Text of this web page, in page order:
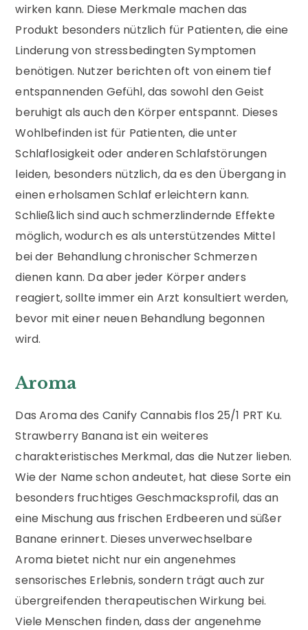
wirken kann. Diese Merkmale machen das
Produkt besonders nützlich für Patienten, die eine
Linderung von stressbedingten Symptomen
benötigen. Nutzer berichten oft von einem tief
entspannenden Gefühl, das sowohl den Geist
beruhigt als auch den Körper entspannt. Dieses
Wohlbefinden ist für Patienten, die unter
Schlaflosigkeit oder anderen Schlafstörungen
leiden, besonders nützlich, da es den Übergang in
einen erholsamen Schlaf erleichtern kann.
Schließlich sind auch schmerzlindernde Effekte
möglich, wodurch es als unterstützendes Mittel
bei der Behandlung chronischer Schmerzen
dienen kann. Da aber jeder Körper anders
reagiert, sollte immer ein Arzt konsultiert werden,
bevor mit einer neuen Behandlung begonnen
wird.
Aroma
Das Aroma des Canify Cannabis flos 25/1 PRT Ku.
Strawberry Banana ist ein weiteres
charakteristisches Merkmal, das die Nutzer lieben.
Wie der Name schon andeutet, hat diese Sorte ein
besonders fruchtiges Geschmacksprofil, das an
eine Mischung aus frischen Erdbeeren und süßer
Banane erinnert. Dieses unverwechselbare
Aroma bietet nicht nur ein angenehmes
sensorisches Erlebnis, sondern trägt auch zur
übergreifenden therapeutischen Wirkung bei.
Viele Menschen finden, dass der angenehme